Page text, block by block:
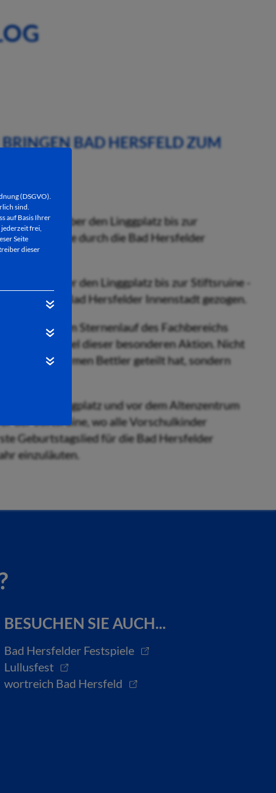
(DSGVO).
sind.
auf Basis Ihrer
frei,
Seite
dieser
BAD HERSFELD ZUM
über den Linggplatz bis zur Stiftsruine -
durch die Bad Hersfelder Innenstadt gezogen.
sich am Sternenlauf des Fachbereichs
war das Ziel dieser besonderen Aktion. Nicht
mit einem armen Bettler geteilt hat, sondern
auf dem Linggplatz und vor dem Altenzentrum
der Stiftsruine, wo alle Vorschulkinder
Geburtstagslied für die Bad Hersfelder
einzuläuten.
BESUCHEN SIE AUCH...
Bad Hersfelder Festspiele
Lullusfest
wortreich Bad Hersfeld